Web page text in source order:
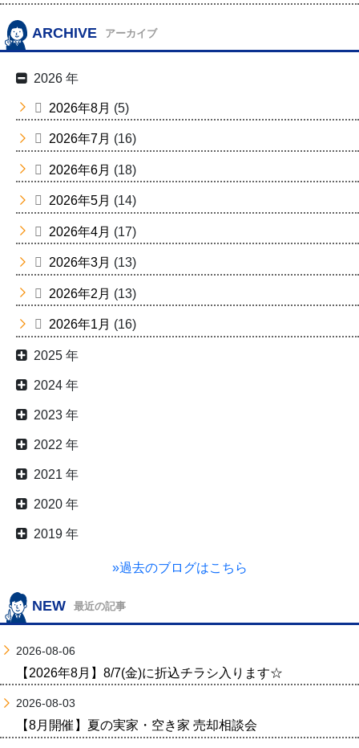
ARCHIVE アーカイブ
2026 年
2026年8月 (5)
2026年7月 (16)
2026年6月 (18)
2026年5月 (14)
2026年4月 (17)
2026年3月 (13)
2026年2月 (13)
2026年1月 (16)
2025 年
2024 年
2023 年
2022 年
2021 年
2020 年
2019 年
»過去のブログはこちら
NEW 最近の記事
2026-08-06
【2026年8月】8/7(金)に折込チラシ入ります☆
2026-08-03
【8月開催】夏の実家・空き家 売却相談会